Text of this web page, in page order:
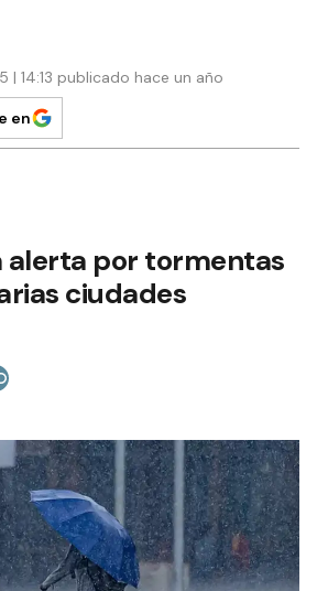
| 14:13 publicado hace un año
en
alerta por tormentas
ciudades